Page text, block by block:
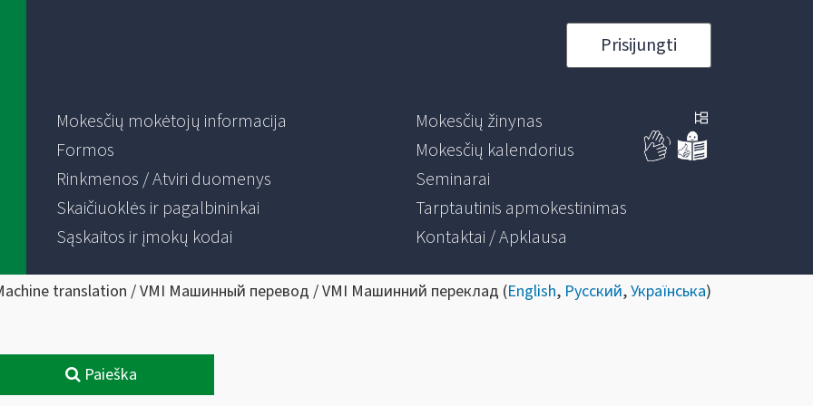
Prisijungti
Mokesčių mokėtojų informacija
Formos
Rinkmenos / Atviri duomenys
Skaičiuoklės ir pagalbininkai
Sąskaitos ir įmokų kodai
Mokesčių žinynas
Mokesčių kalendorius
Seminarai
Tarptautinis apmokestinimas
Kontaktai / Apklausa
translation / VMI Машинный перевод / VMI Машинний переклад (English, Русский,Українська)
Paieška